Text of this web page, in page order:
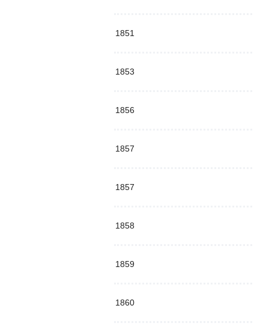
1851
1853
1856
1857
1857
1858
1859
1860